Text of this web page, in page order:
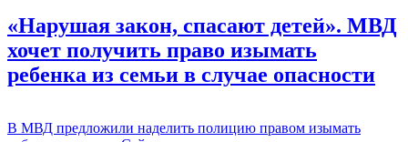
«Нарушая закон, спасают детей». МВД
хочет получить право изымать
ребенка из семьи в случае опасности
В МВД предложили наделить полицию правом изымать